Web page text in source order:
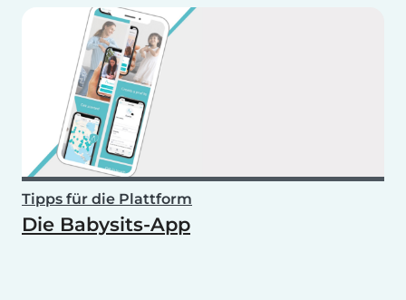
Tipps für die Plattform
Die Babysits-App